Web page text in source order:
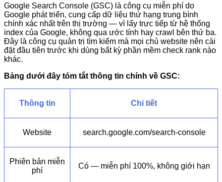
Google Search Console (GSC) là công cụ miễn phí do
Google phát triển, cung cấp dữ liệu thứ hạng trung bình
chính xác nhất trên thị trường — vì lấy trực tiếp từ hệ thống
index của Google, không qua ước tính hay crawl bên thứ ba.
Đây là công cụ quản trị tìm kiếm mà mọi chủ website nên cài
đặt đầu tiên trước khi dùng bất kỳ phần mềm check rank nào
khác.
Bảng dưới đây tóm tắt thông tin chính về GSC:
Thông tin Chi tiết
Website search.google.com/search-console
Phiên bản miễn
phí
Có — miễn phí 100%, không giới hạn